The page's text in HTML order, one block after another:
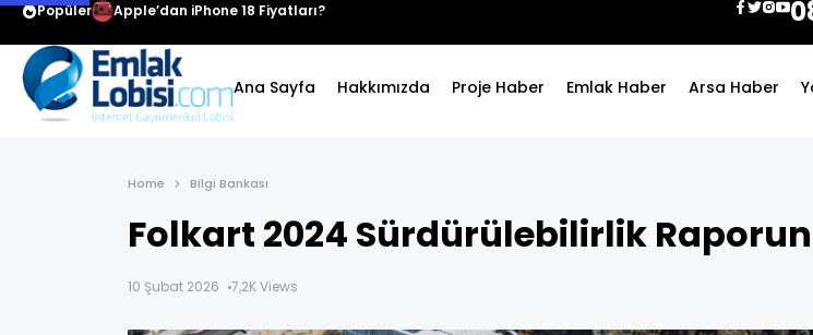
Popüler Apple’dan iPhone 18 Fiyatları?
Ana Sayfa Hakkımızda Proje Haber Emlak Haber Arsa Haber
Home Bilgi Bankası
Folkart 2024 Sürdürülebilirlik
10 Şubat 2026 7,2K Views